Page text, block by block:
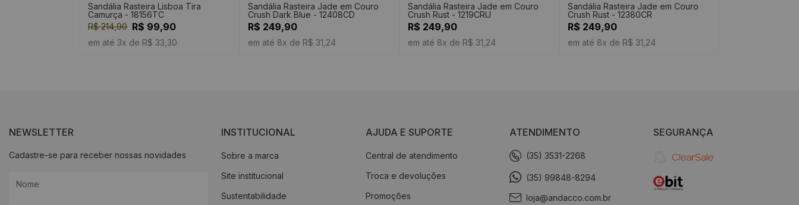
Sandália Rasteira Lisboa Tira
Camurça - 18156TC
R$ 214,90 R$ 99,90
em até 3x de R$ 33,30
Sandália Rasteira Jade em Couro
Crush Dark Blue - 12408CD
R$ 249,90
em até 8x de R$ 31,24
Sandália Rasteira Jade em Couro
Crush Rust - 1219CRU
R$ 249,90
em até 8x de R$ 31,24
Sandália Rasteira Jade em Couro
Crush Rust - 12380CR
R$ 249,90
em até 8x de R$ 31,24
NEWSLETTER
Cadastre-se para receber nossas novidades
INSTITUCIONAL
Sobre a marca
Site institucional
Sustentabilidade
AJUDA E SUPORTE
Central de atendimento
Troca e devoluções
Promoções
ATENDIMENTO
(35) 3531-2268
(35) 99848-8294
loja@andacco.com.br
SEGURANÇA